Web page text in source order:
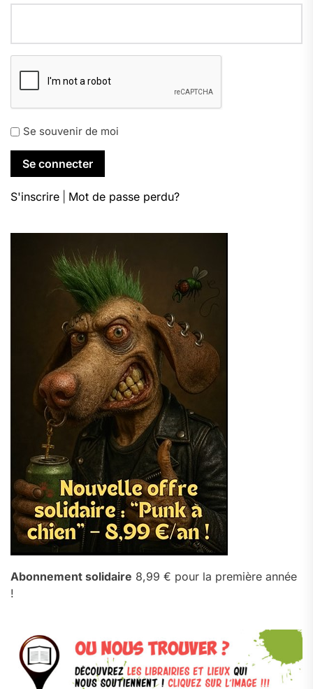
Se souvenir de moi
S'inscrire Mot de passe perdu?
Abonnement solidaire 8,99 € pour la première année
!